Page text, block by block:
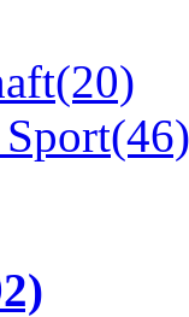
(20)
(46)